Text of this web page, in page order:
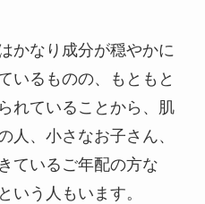
かなり成分が穏やかに
いるものの、もともと
れていることから、肌
人、小さなお子さん、
ているご年配の方な
いう人もいます。